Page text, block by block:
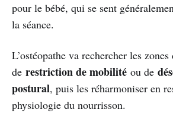
pour le bébé, qui se sent
la séance.
L’ostéopathe va rechercher les zones
de restriction de mobilité ou de
postural, puis les réharmoniser en
physiologie du nourrisson.